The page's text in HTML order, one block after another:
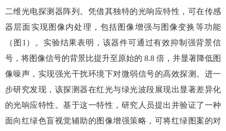
二维光电探测器阵列。凭借其独特的光响应特性，可在传感
器层面实现图像内处理，包括图像增强与图像变换等功能
（图 1 ）。实验结果表明，该器件可通过有效抑制强背景信
号，将图像信号的背景比提升至原始的 8.8 倍，并显著降低图
像噪声，实现强光干扰环境下对微弱信号的高效探测。进一
步研究发现，该探测器在红光与绿光波段展现出显著差异化
的光响应特性。基于这一特性，研究人员提出并验证了一种
面向红绿色盲视觉辅助的图像增强策略，可将红绿图案的对